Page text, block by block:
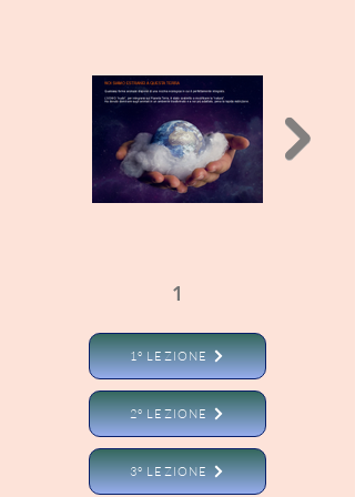
1
1° LEZIONE
2° LEZIONE
3° LEZIONE